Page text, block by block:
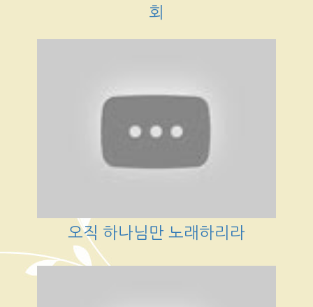
회
오직 하나님만 노래하리라